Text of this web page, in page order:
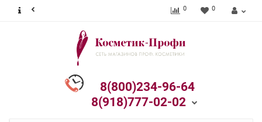
0 0
8(800)234-96-64
8(918)777-02-02